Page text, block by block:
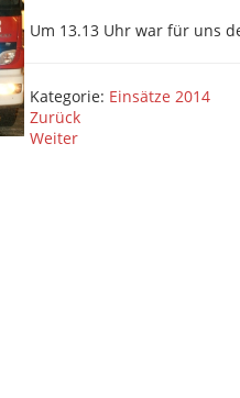
Um 13.13 Uhr war für uns
Kategorie: Einsätze 2014
Zurück
Weiter